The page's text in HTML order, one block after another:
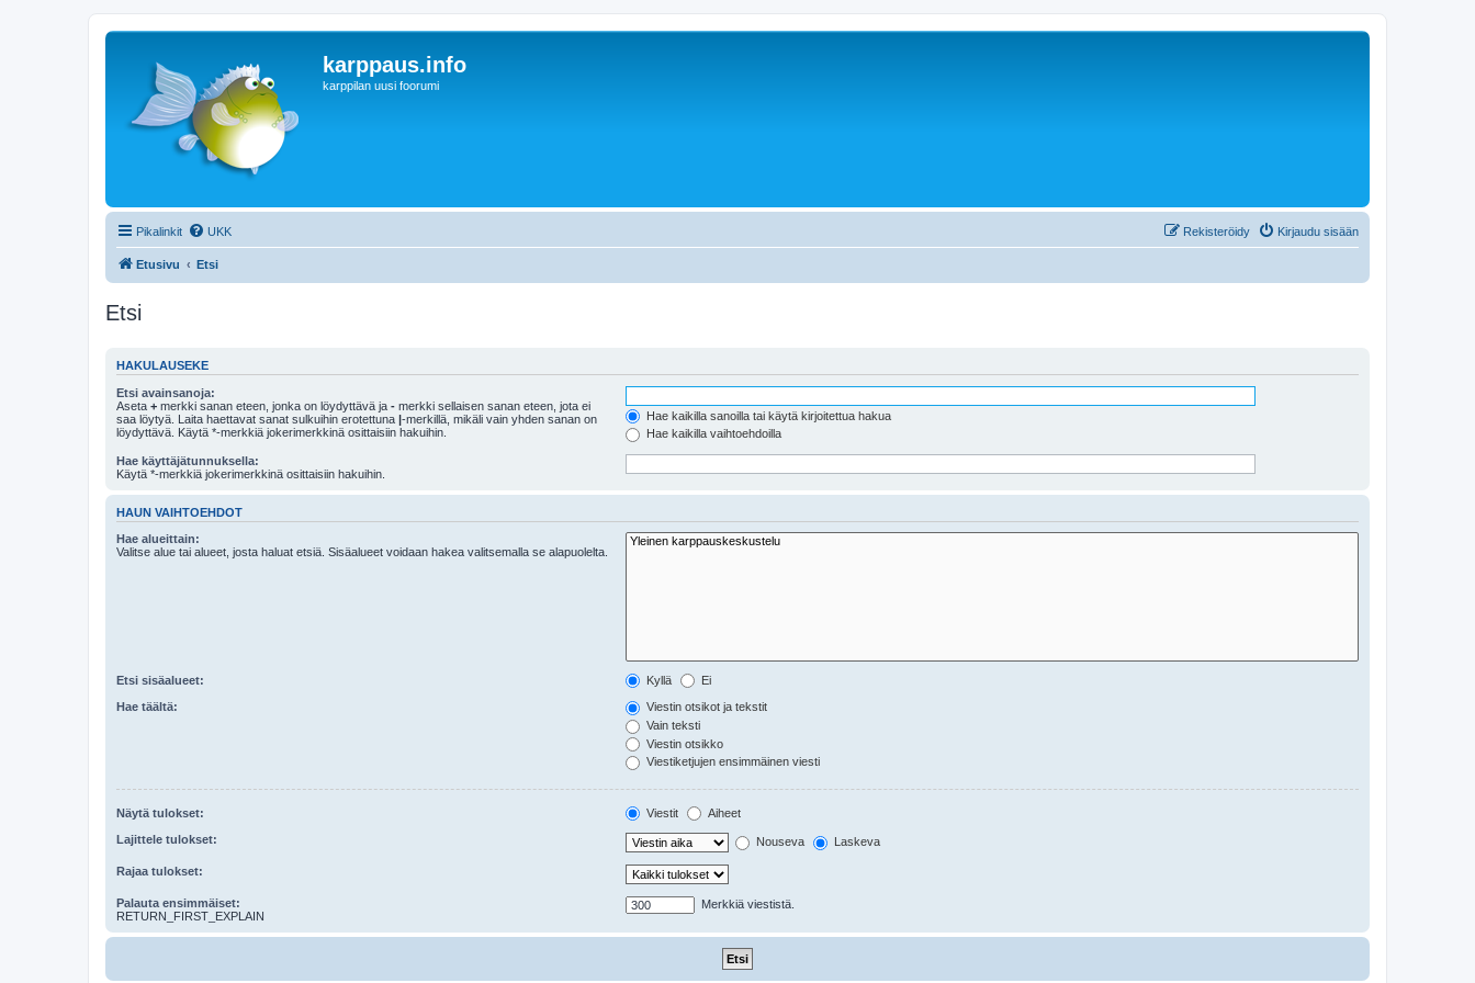
karppaus.info
karppilan uusi foorumi
Pikalinkit UKK Kirjaudu sisään
Rekisteröidy
Etusivu Etsi
Etsi
HAKULAUSEKE
Etsi avainsanoja:
Aseta + merkki sanan eteen, jonka on löydyttävä ja - merkki sellaisen sanan eteen, jota ei
saa löytyä. Laita haettavat sanat sulkuihin erotettuna |-merkillä, mikäli vain yhden sanan on
löydyttävä. Käytä *-merkkiä jokerimerkkinä osittaisiin hakuihin.
Hae kaikilla sanoilla tai käytä kirjoitettua hakua
Hae kaikilla vaihtoehdoilla
Hae käyttäjätunnuksella:
Käytä *-merkkiä jokerimerkkinä osittaisiin hakuihin.
HAUN VAIHTOEHDOT
Hae alueittain:
Valitse alue tai alueet, josta haluat etsiä. Sisäalueet voidaan hakea valitsemalla se alapuolelta.
Etsi sisäalueet: Kyllä Ei
Hae täältä:
Viestin otsikot ja tekstit
Vain teksti
Viestin otsikko
Viestiketjujen ensimmäinen viesti
Näytä tulokset: Viestit Aiheet
Lajittele tulokset: Nouseva Laskeva
Rajaa tulokset:
Palauta ensimmäiset:
RETURN_FIRST_EXPLAIN
Merkkiä viestistä.